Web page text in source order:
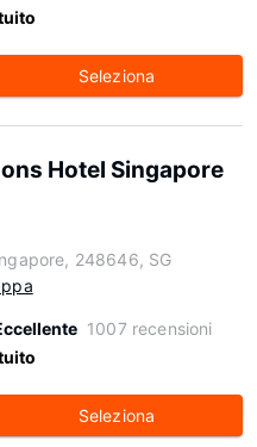
Seleziona
Hotel Singapore
248646, SG
1007 recensioni
Seleziona